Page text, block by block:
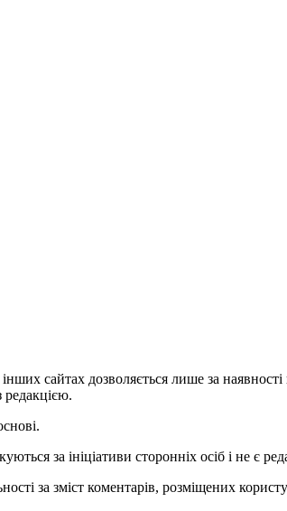
сайтах дозволяється лише за
за ініціативи сторонніх осіб і не є
за зміст коментарів, розміщених